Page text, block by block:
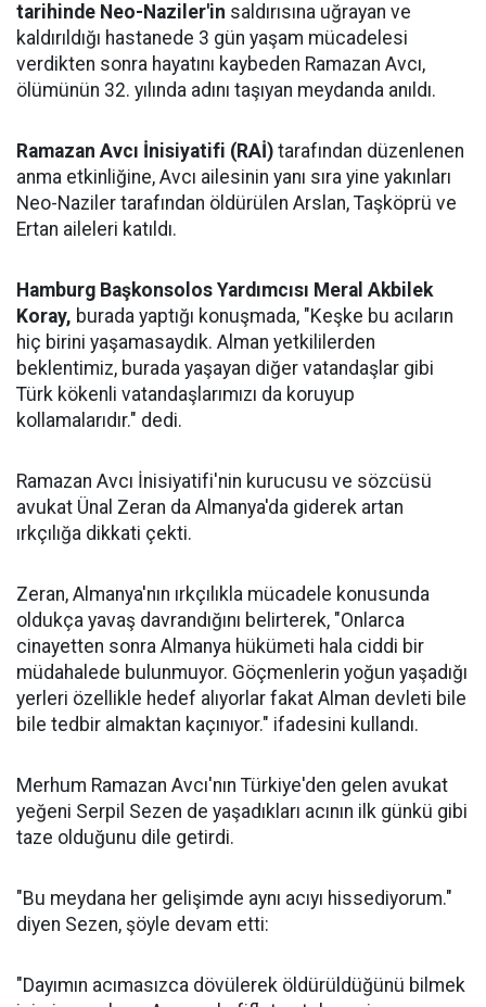
tarihinde Neo-Naziler'in saldırısına uğrayan ve
kaldırıldığı hastanede 3 gün yaşam mücadelesi
verdikten sonra hayatını kaybeden Ramazan Avcı,
ölümünün 32. yılında adını taşıyan meydanda anıldı.
Ramazan Avcı İnisiyatifi (RAİ) tarafından düzenlenen
anma etkinliğine, Avcı ailesinin yanı sıra yine yakınları
Neo-Naziler tarafından öldürülen Arslan, Taşköprü ve
Ertan aileleri katıldı.
Hamburg Başkonsolos Yardımcısı Meral Akbilek
Koray, burada yaptığı konuşmada, "Keşke bu acıların
hiç birini yaşamasaydık. Alman yetkililerden
beklentimiz, burada yaşayan diğer vatandaşlar gibi
Türk kökenli vatandaşlarımızı da koruyup
kollamalarıdır." dedi.
Ramazan Avcı İnisiyatifi'nin kurucusu ve sözcüsü
avukat Ünal Zeran da Almanya'da giderek artan
ırkçılığa dikkati çekti.
Zeran, Almanya'nın ırkçılıkla mücadele konusunda
oldukça yavaş davrandığını belirterek, "Onlarca
cinayetten sonra Almanya hükümeti hala ciddi bir
müdahalede bulunmuyor. Göçmenlerin yoğun yaşadığı
yerleri özellikle hedef alıyorlar fakat Alman devleti bile
bile tedbir almaktan kaçınıyor." ifadesini kullandı.
Merhum Ramazan Avcı'nın Türkiye'den gelen avukat
yeğeni Serpil Sezen de yaşadıkları acının ilk günkü gibi
taze olduğunu dile getirdi.
"Bu meydana her gelişimde aynı acıyı hissediyorum."
diyen Sezen, şöyle devam etti:
"Dayımın acımasızca dövülerek öldürüldüğünü bilmek